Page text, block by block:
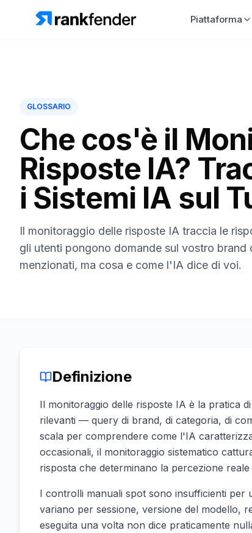
Piattaforma
GLOSSARIO
Che cos'è il
Risposte IA?
i Sistemi IA sul
Il monitoraggio delle risposte IA traccia le
gli utenti pongono domande sul vostro
menzionati, ma cosa e come l'IA dice di voi.
Definizione
Il monitoraggio delle risposte IA è la pratica
rilevanti — query di brand, di categoria, di
scala per comprendere come l'IA
occasionali, il monitoraggio sistematico
risposta che determinano la percezione reale
I controlli manuali spot sono insufficienti per
variano per sessione, versione del modello,
eseguita una volta non dice praticamente